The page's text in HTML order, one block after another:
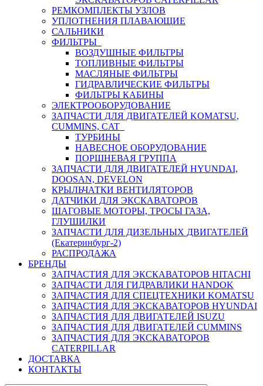
РЕМКОМПЛЕКТЫ УЗЛОВ
УПЛОТНЕНИЯ ПЛАВАЮЩИЕ
САЛЬНИКИ
ФИЛЬТРЫ
ВОЗДУШНЫЕ ФИЛЬТРЫ
ТОПЛИВНЫЕ ФИЛЬТРЫ
МАСЛЯНЫЕ ФИЛЬТРЫ
ГИДРАВЛИЧЕСКИЕ ФИЛЬТРЫ
ФИЛЬТРЫ КАБИНЫ
ЭЛЕКТРООБОРУДОВАНИЕ
ЗАПЧАСТИ ДЛЯ ДВИГАТЕЛЕЙ KOMATSU,
CUMMINS, CAT
ТУРБИНЫ
НАВЕСНОЕ ОБОРУДОВАНИЕ
ПОРШНЕВАЯ ГРУППА
ЗАПЧАСТИ ДЛЯ ДВИГАТЕЛЕЙ HYUNDAI,
DOOSAN, DEVELON
КРЫЛЬЧАТКИ ВЕНТИЛЯТОРОВ
ДАТЧИКИ ДЛЯ ЭКСКАВАТОРОВ
ШАГОВЫЕ МОТОРЫ, ТРОСЫ ГАЗА,
ГЛУШИЛКИ
ЗАПЧАСТИ ДЛЯ ДИЗЕЛЬНЫХ ДВИГАТЕЛЕЙ
(Екатеринбург-2)
РАСПРОДАЖА
БРЕНДЫ
ЗАПЧАСТИЯ ДЛЯ ЭКСКАВАТОРОВ HITACHI
ЗАПЧАСТИ ДЛЯ ГИДРАВЛИКИ HANDOK
ЗАПЧАСТИЯ ДЛЯ СПЕЦТЕХНИКИ KOMATSU
ЗАПЧАСТИЯ ДЛЯ ЭКСКАВАТОРОВ HYUNDAI
ЗАПЧАСТИЯ ДЛЯ ДВИГАТЕЛЕЙ ISUZU
ЗАПЧАСТИЯ ДЛЯ ДВИГАТЕЛЕЙ CUMMINS
ЗАПЧАСТИЯ ДЛЯ ЭКСКАВАТОРОВ
CATERPILLAR
ДОСТАВКА
КОНТАКТЫ